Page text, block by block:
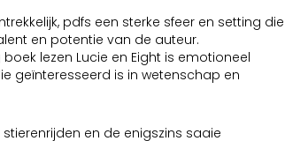
pdfs een sterke sfeer en setting die
en potentie van de auteur.
lezen Lucie en Eight is emotioneel
geïnteresseerd is in wetenschap en
en de enigszins saaie